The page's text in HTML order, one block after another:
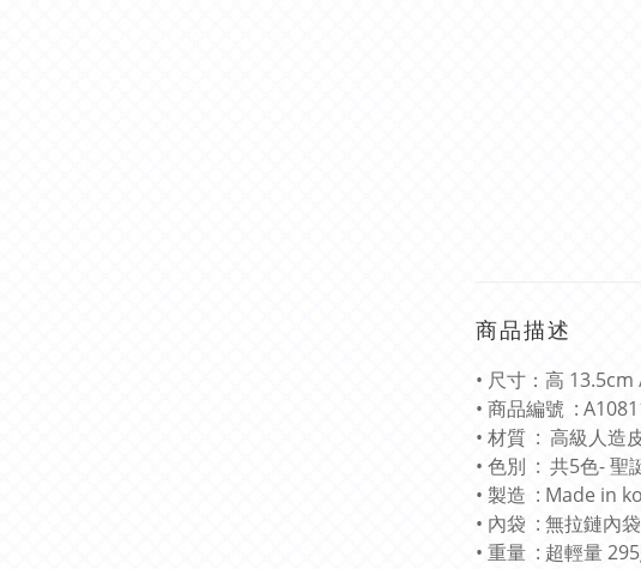
商品描述
• 尺寸：高
• 商品編號 :
• 材質 : 高級人造
• 色別 : 共5色- 聖
• 製造 : Made in
• 內袋 : 無拉鏈內
• 重量 : 超輕量